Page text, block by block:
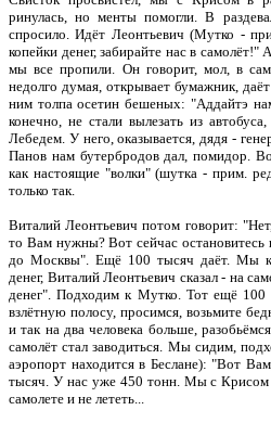
ринулась, но менты помогли. В
спросило. Идёт Леонтьевич (Мутко -
копейки денег, забирайте нас в самолёт!"
мы все пропили. Он говорит, мол, в
недолго думая, открывает бумажник,
ним толпа осетин бешеных: "Аддайтэ
конечно, не стали вылезать из
Лебедем. У него, оказывается, дядя -
Панов нам бутербродов дал, помидор.
как настоящие "волки" (шутка - прим.
только так.
Виталий Леонтьевич потом говорит:
то Вам нужны? Вот сейчас остановитесь
до Москвы". Ещё 100 тысяч даёт. Мы
денег, Виталий Леонтьевич сказал - на
денег". Подходим к Мутко. Тот ещё
взлётную полосу, просимся, возьмите
и так на два человека больше,
самолёт стал заводиться. Мы сидим,
аэропорт находится в Беслане): "Вот
тысяч. У нас уже 450 тонн. Мы с Крисом
самолете и не лететь...